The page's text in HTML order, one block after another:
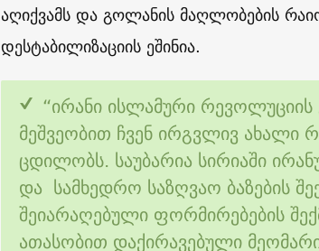
აღიქვამს და გოლანის მაღლობების
დესტაბილიზაციის ეშინია.
“ირანი ისლამური რევოლუციის
მეშვეობით ჩვენ ირგვლივ ახალი
ცდილობს. საუბარია სირიაში
და სამხედრო საზღვაო ბაზების
შეიარაღებული ფორმირებების
ათასობით დაქირავებული